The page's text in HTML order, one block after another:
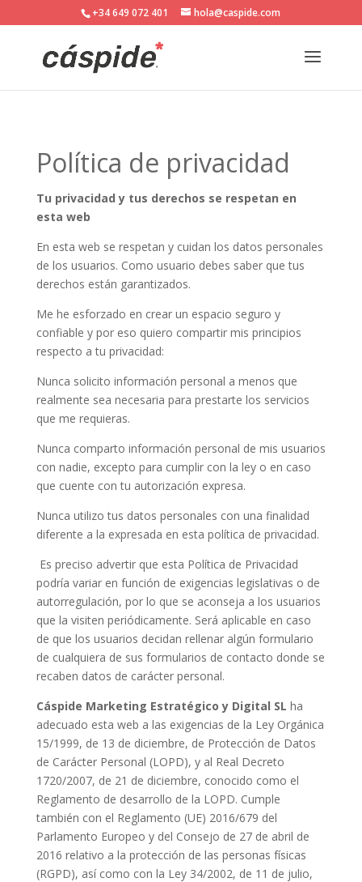
+34 649 072 401 hola@caspide.com
Política de privacidad
Tu privacidad y tus derechos se respetan en
esta web
En esta web se respetan y cuidan los datos personales
de los usuarios. Como usuario debes saber que tus
derechos están garantizados.
Me he esforzado en crear un espacio seguro y
confiable y por eso quiero compartir mis principios
respecto a tu privacidad:
Nunca solicito información personal a menos que
realmente sea necesaria para prestarte los servicios
que me requieras.
Nunca comparto información personal de mis usuarios
con nadie, excepto para cumplir con la ley o en caso
que cuente con tu autorización expresa.
Nunca utilizo tus datos personales con una finalidad
diferente a la expresada en esta política de privacidad.
Es preciso advertir que esta Política de Privacidad
podría variar en función de exigencias legislativas o de
autorregulación, por lo que se aconseja a los usuarios
que la visiten periódicamente. Será aplicable en caso
de que los usuarios decidan rellenar algún formulario
de cualquiera de sus formularios de contacto donde se
recaben datos de carácter personal.
Cáspide Marketing Estratégico y Digital SL ha
adecuado esta web a las exigencias de la Ley Orgánica
15/1999, de 13 de diciembre, de Protección de Datos
de Carácter Personal (LOPD), y al Real Decreto
1720/2007, de 21 de diciembre, conocido como el
Reglamento de desarrollo de la LOPD. Cumple
también con el Reglamento (UE) 2016/679 del
Parlamento Europeo y del Consejo de 27 de abril de
2016 relativo a la protección de las personas físicas
(RGPD), así como con la Ley 34/2002, de 11 de julio,